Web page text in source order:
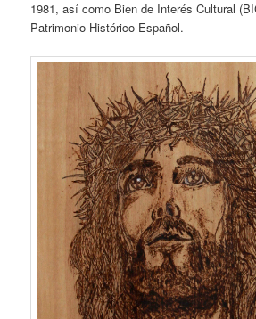
1981, así como Bien de Interés Cultural
Patrimonio Histórico Español.